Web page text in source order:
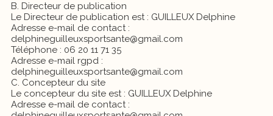
B. Directeur de publication
Le Directeur de publication est : GUILLEUX Delphine
Adresse e-mail de contact :
delphineguilleuxsportsante@gmail.com
Téléphone : 06 20 11 71 35
Adresse e-mail rgpd :
delphineguilleuxsportsante@gmail.com
C. Concepteur du site
Le concepteur du site est : GUILLEUX Delphine
Adresse e-mail de contact :